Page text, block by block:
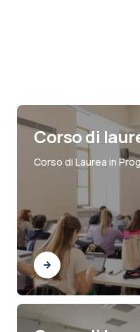
Corso di
Corso di Laurea in